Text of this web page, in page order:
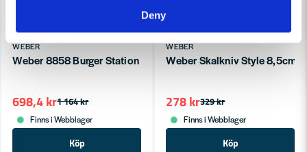
Deny
WEBER
Weber 8858 Burger Station - GBS Black
1 164 kr
698,4 kr
Finns i Webblager
Köp
WEBER
Weber Skalkniv Style 8,5cm
329 kr
278 kr
Finns i Webblager
Köp